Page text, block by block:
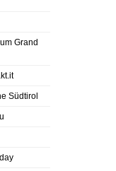
Grand
Südtirol